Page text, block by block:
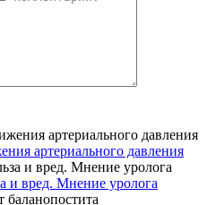
артериального давления
и вред. Мнение уролога